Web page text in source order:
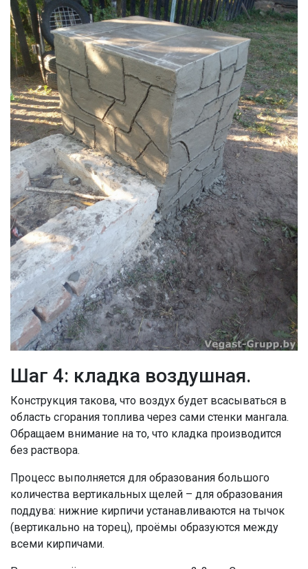
Шаг 4: кладка воздушная.
Конструкция такова, что воздух будет всасываться в
область сгорания топлива через сами стенки мангала.
Обращаем внимание на то, что кладка производится
без раствора.
Процесс выполняется для образования большого
количества вертикальных щелей – для образования
поддува: нижние кирпичи устанавливаются на тычок
(вертикально на торец), проёмы образуются между
всеми кирпичами.